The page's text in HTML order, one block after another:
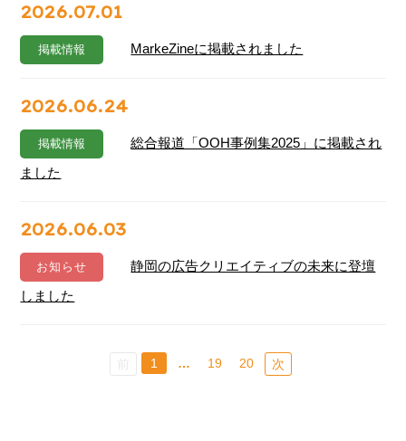
2026.07.01
掲載情報 MarkeZineに掲載されました
2026.06.24
掲載情報
総合報道「OOH事例集2025」に掲載され
ました
2026.06.03
お知らせ
静岡の広告クリエイティブの未来に登壇
しました
1 … 19 20 次